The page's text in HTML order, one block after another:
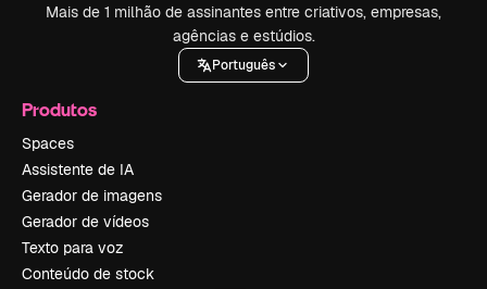
Mais de 1 milhão de assinantes entre criativos, empresas,
agências e estúdios.
Português
Produtos
Spaces
Assistente de IA
Gerador de imagens
Gerador de vídeos
Texto para voz
Conteúdo de stock